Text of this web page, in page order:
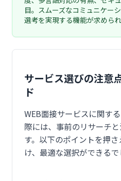
目。スムーズなコミュニケー
選考を実現する機能が求められ
サービス選びの注意
ド
WEB面接サービスに関す
際には、事前のリサーチ
す。以下のポイントを押
け、最適な選択ができるで